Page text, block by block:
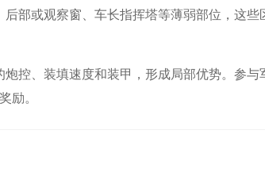
部或观察窗、车长指挥塔等薄弱部位，这
控、装填速度和装甲，形成局部优势。参
励。